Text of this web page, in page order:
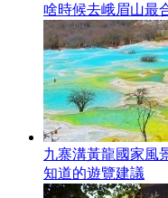
啥時候去峨眉山最
九寨溝黃龍國家風
知道的遊覽建議